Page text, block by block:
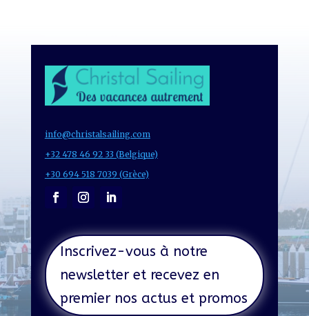
info@christalsailing.com
+32 478 46 92 33 (Belgique)
+30 694 518 7039 (Grèce)
Inscrivez-vous à notre
newsletter et recevez en
premier nos actus et promos